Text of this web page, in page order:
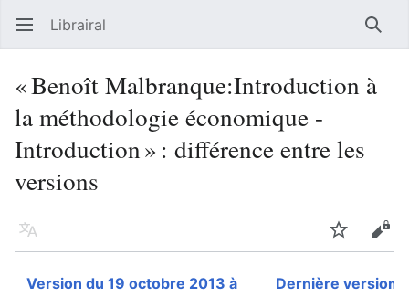
Ouvrir le menu principal Librairal
« Benoît Malbranque:Introduction à
la méthodologie économique -
Introduction » : différence entre les
versions
Langue Suivre
Version du 19 octobre 2013 à
Dernière version